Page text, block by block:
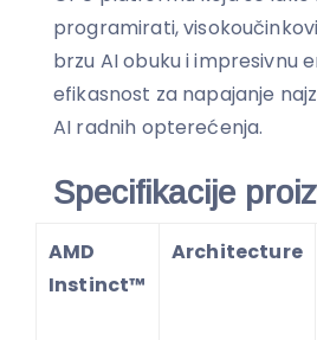
programirati,
brzu AI obuku i impresivnu
efikasnost za napajanje
AI radnih opterećenja.
Specifikacije
AMD
Instinct™
Architecture